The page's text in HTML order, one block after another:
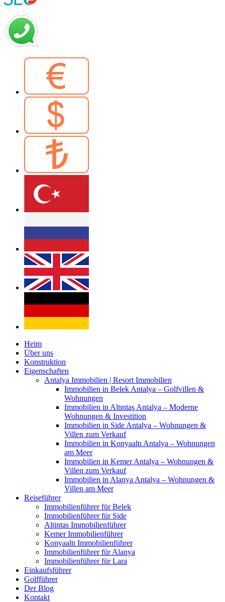
Heim
Über uns
Konstruktion
Eigenschaften
Antalya Immobilien | Resort Immobilien
Immobilien in Belek Antalya – Golfvillen &
Wohnungen
Immobilien in Altıntaş Antalya – Moderne
Wohnungen & Investition
Immobilien in Side Antalya – Wohnungen &
Villen zum Verkauf
Immobilien in Konyaaltı Antalya – Wohnungen
am Meer
Immobilien in Kemer Antalya – Wohnungen &
Villen zum Verkauf
Immobilien in Alanya Antalya – Wohnungen &
Villen am Meer
Reiseführer
Immobilienführer für Belek
Immobilienführer für Side
Altintas Immobilienführer
Kemer Immobilienführer
Konyaaltı Immobilienführer
Immobilienführer für Alanya
Immobilienführer für Lara
Einkaufsführer
Golfführer
Der Blog
Kontakt